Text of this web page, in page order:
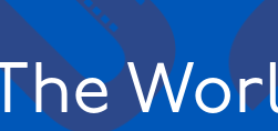
The